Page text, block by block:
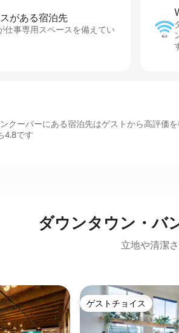
があ⁠る宿⁠泊⁠先
仕事専用スペースを備えてい
クーバーにある宿泊先はゲストから高評価
4.8です
ダウンタウン・バ
立地や清潔
す。 ゲストチョイス
ゲストチョイス